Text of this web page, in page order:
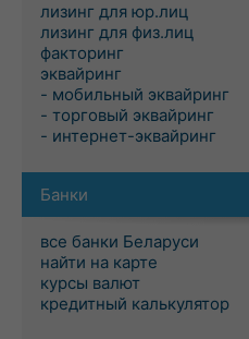
лизинг для юр.лиц
лизинг для физ.лиц
факторинг
эквайринг
- мобильный эквайринг
- торговый эквайринг
- интернет-эквайринг
Банки
все банки Беларуси
найти на карте
курсы валют
кредитный калькулятор